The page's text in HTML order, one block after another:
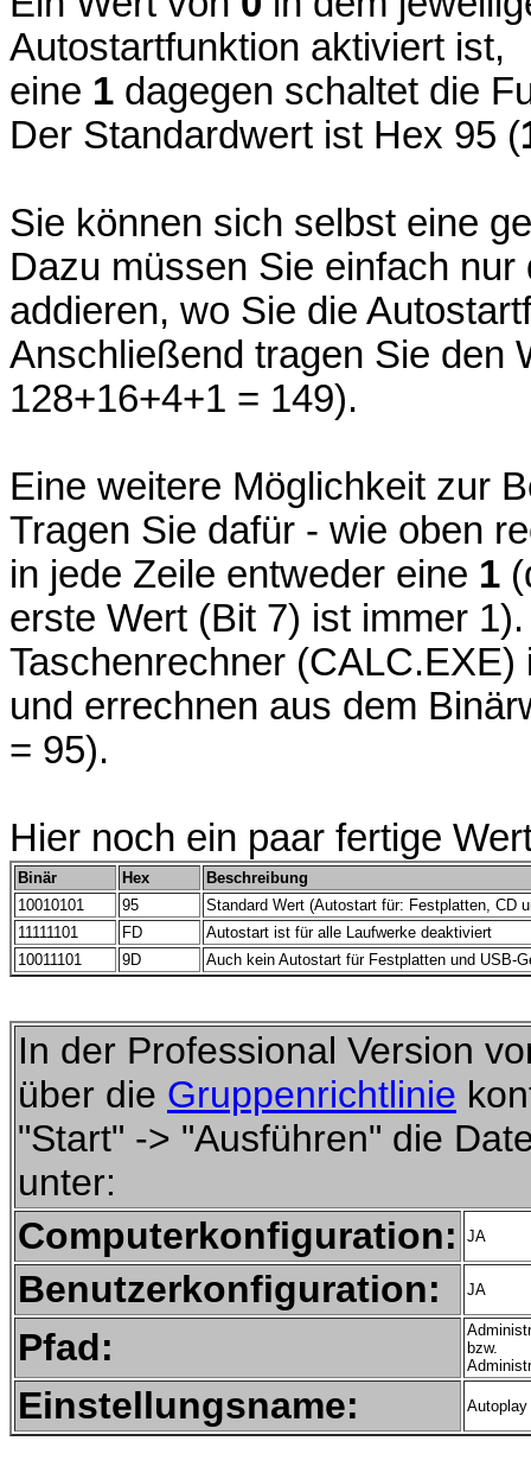
Autostartfunktion aktiviert ist,
eine 1 dagegen schaltet die
Der Standardwert ist Hex 95 (
Sie können sich selbst eine
Dazu müssen Sie einfach
addieren, wo Sie die
Anschließend tragen Sie den
128+16+4+1 = 149).
Eine weitere Möglichkeit zur
Tragen Sie dafür - wie oben
in jede Zeile entweder eine 1
erste Wert (Bit 7) ist immer
Taschenrechner
und errechnen aus dem
= 95).
Hier noch ein paar fertige
Binär Hex
Beschreibung
10010101
95
Standard Wert (Autostart für: Festplatten, CD
11111101
FD
Autostart ist für alle Laufwerke deaktiviert
10011101
9D Auch kein Autostart für Festplatten und USB-
In der Professional Version
über die Gruppenrichtlinie
"Start" -> "Ausführen" die
unter:
Computerkonfiguration:
JA
Benutzerkonfiguration: JA
Pfad:
bzw.
Einstellungsname: